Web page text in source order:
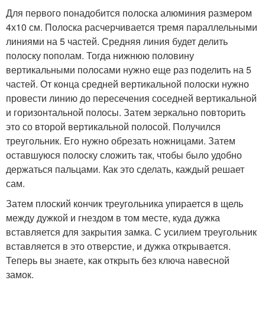
Для первого понадобится полоска алюминия размером
4х10 см. Полоска расчерчивается тремя параллельными
линиями на 5 частей. Средняя линия будет делить
полоску пополам. Тогда нижнюю половину
вертикальными полосами нужно еще раз поделить на 5
частей. От конца средней вертикальной полоски нужно
провести линию до пересечения соседней вертикальной
и горизонтальной полосы. Затем зеркально повторить
это со второй вертикальной полосой. Получился
треугольник. Его нужно обрезать ножницами. Затем
оставшуюся полоску сложить так, чтобы было удобно
держаться пальцами. Как это сделать, каждый решает
сам.
Затем плоский кончик треугольника упирается в щель
между дужкой и гнездом в том месте, куда дужка
вставляется для закрытия замка. С усилием треугольник
вставляется в это отверстие, и дужка открывается.
Теперь вы знаете, как открыть без ключа навесной
замок.